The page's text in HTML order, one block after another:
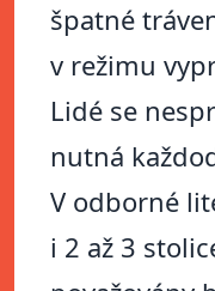
špatné
v režimu
Lidé se
nutná
V odborné
i 2 až 3